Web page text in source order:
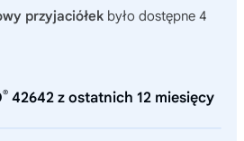
przyjaciółek było dostępne 4
® 42642 z ostatnich 12 miesięcy